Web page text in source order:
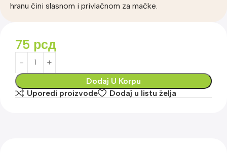
hranu čini slasnom i privlačnom za mačke.
75 рсд
Dodaj U Korpu
Uporedi proizvode
Dodaj u listu želja